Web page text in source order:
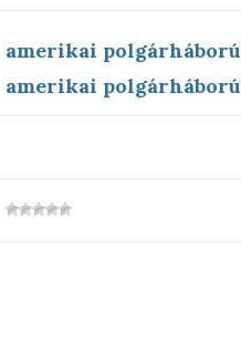
amerikai polgárháború
amerikai polgárháború